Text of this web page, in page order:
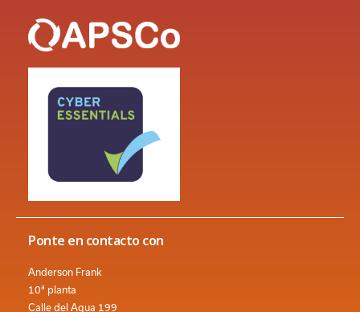
Ponte en contacto con
Anderson Frank
10ª planta
Calle del Agua 199